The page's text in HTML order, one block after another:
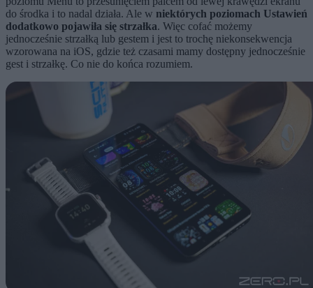
do środka i to nadal działa. Ale w niektórych poziomach Ustawień
dodatkowo pojawiła się strzałka. Więc cofać możemy
jednocześnie strzałką lub gestem i jest to trochę niekonsekwencja
wzorowana na iOS, gdzie też czasami mamy dostępny jednocześnie
gest i strzałkę. Co nie do końca rozumiem.